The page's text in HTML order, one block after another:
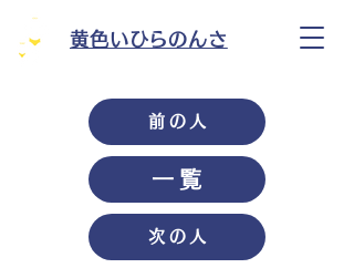
黄色いひらのんさ
前の人
一覧
次の人